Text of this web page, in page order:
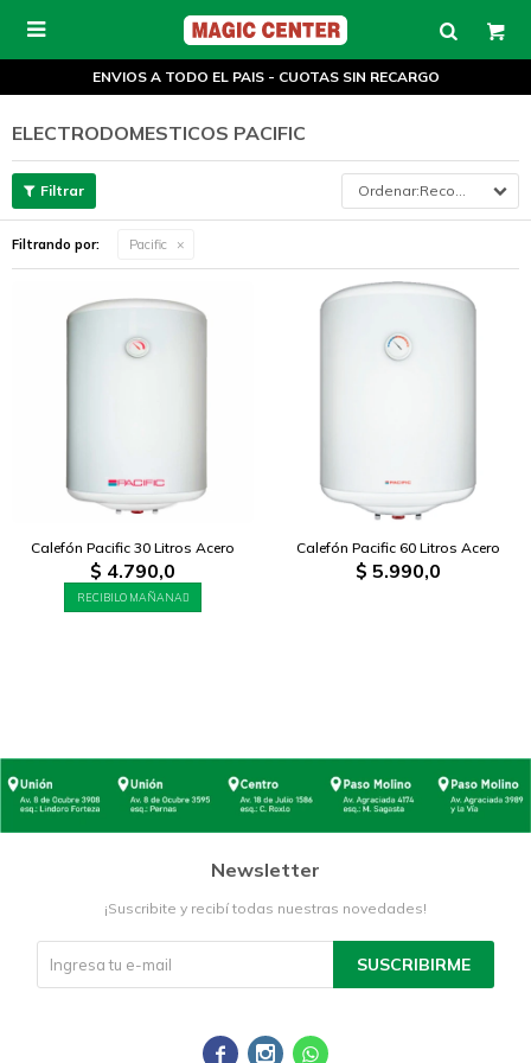

ENVIOS A TODO EL PAIS - CUOTAS SIN RECARGO
ELECTRODOMESTICOS PACIFIC
Recomendados
Filtrando por: Pacific
Calefón Pacific 30 Litros Acero
$ 4.790,0
RECIBILO MAÑANA
Calefón Pacific 60 Litros Acero
$ 5.990,0
Newsletter
¡Suscribite y recibí todas nuestras novedades!
SUSCRIBIRME
  